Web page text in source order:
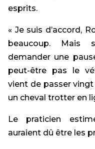
esprits.
« Je suis d’accord,
beaucoup. Mais
demander une
peut-être pas le
vient de passer
un cheval trotter en
Le praticien
auraient dû être les